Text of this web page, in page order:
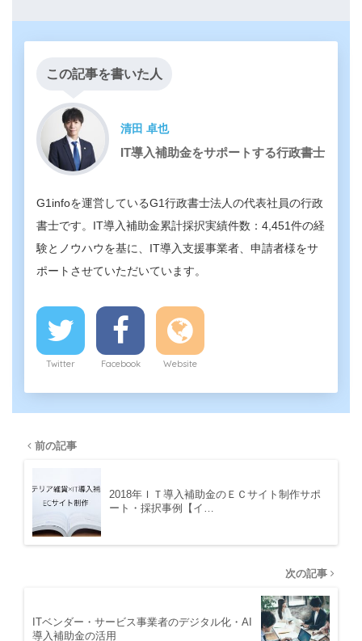
この記事を書いた人
清田 卓也
IT導入補助金をサポートする行政書士
G1infoを運営しているG1行政書士法人の代表社員の行政
書士です。IT導入補助金累計採択実績件数：4,451件の経
験とノウハウを基に、IT導入支援事業者、申請者様をサ
ポートさせていただいています。
Twitter Facebook Website
前の記事
2018年ＩＴ導入補助金のＥＣサイト制作サポ
ート・採択事例【イ…
次の記事
ITベンダー・サービス事業者のデジタル化・AI
導入補助金の活用